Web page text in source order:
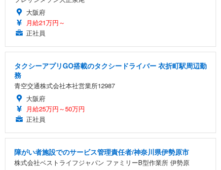
大阪府
月給21万円～
正社員
タクシーアプリGO搭載のタクシードライバー 衣折町駅周辺勤
務
青空交通株式会社本社営業所12987
大阪府
月給25万円～50万円
正社員
障がい者施設でのサービス管理責任者/神奈川県伊勢原市
株式会社ベストライフジャパン ファミリーB型作業所 伊勢原